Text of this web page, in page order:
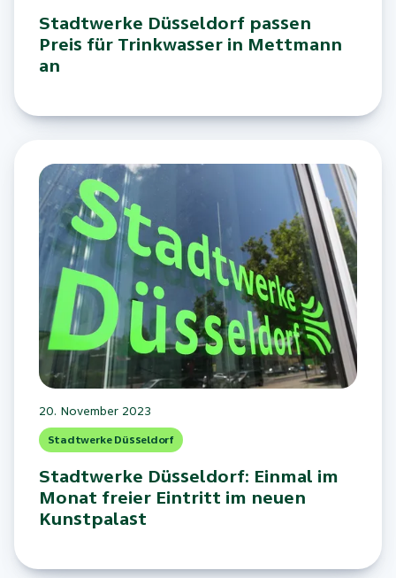
Stadtwerke Düsseldorf passen
Preis für Trinkwasser in Mettmann
an
20. November 2023
Stadtwerke Düsseldorf
Stadtwerke Düsseldorf: Einmal im
Monat freier Eintritt im neuen
Kunstpalast